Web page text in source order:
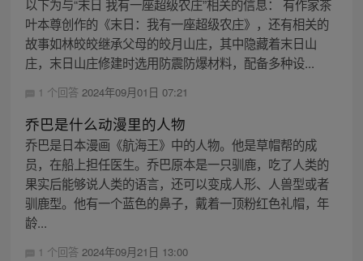
以下为与“末日 我有一座超级农庄”相关的信息： 有作家茶
叶本尊创作的《末日：我有一座超级农庄》，还有相关的
故事如林皎皎继承父母的皎月山庄，其中隐藏着末日山
庄，末日山庄修建时选用防震防爆材料，配备多种设...
1 个回答 2024年09月01日 07:21
乔巴是什么动漫里的人物
乔巴是日本漫画《航海王》中的人物。他是草帽帮的成
员，在船上担任医生。乔巴原本是一只驯鹿，吃了人类的
果实后能够说人类的语言，还可以变成人形、人兽型或者
驯鹿型。他有一个蓝色的鼻子，戴着一顶粉红色礼帽，年
龄...
1 个回答 2024年09月21日 13:00